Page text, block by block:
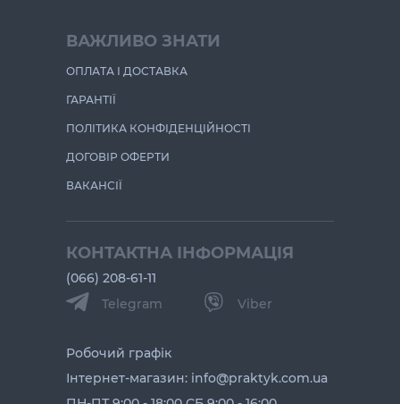
ВАЖЛИВО ЗНАТИ
ОПЛАТА І ДОСТАВКА
ГАРАНТІЇ
ПОЛІТИКА КОНФІДЕНЦІЙНОСТІ
ДОГОВІР ОФЕРТИ
ВАКАНСІЇ
КОНТАКТНА ІНФОРМАЦІЯ
(066) 208-61-11
Telegram
Viber
Робочий графік
Інтернет-магазин: info@praktyk.com.ua